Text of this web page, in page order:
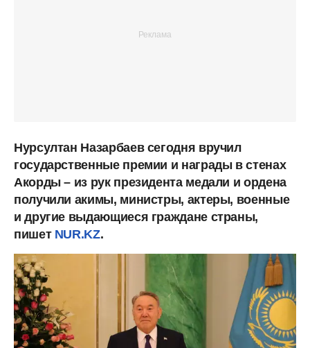
Нурсултан Назарбаев сегодня вручил
государственные премии и награды в стенах
Акорды – из рук президента медали и ордена
получили акимы, министры, актеры, военные
и другие выдающиеся граждане страны,
пишет NUR.KZ.